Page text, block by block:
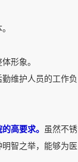
形象。
维护人员的工作负
高要求。
虽然不锈
智之举，能够为医